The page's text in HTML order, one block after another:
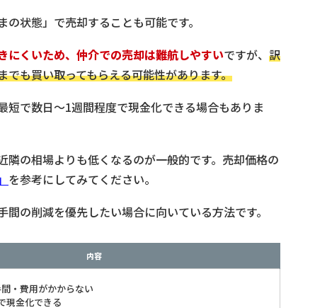
状態」で売却することも可能です。
にくいため、仲介での売却は難航しやすいですが、 訳
も買い取ってもらえる可能性があります。
短で数日〜1週間程度で現金化できる場合もありま
の相場よりも低くなるのが一般的です。売却価格の
を参考にしてみてください。
の削減を優先したい場合に向いている方法です。
内容
・費用がかからない
現金化できる